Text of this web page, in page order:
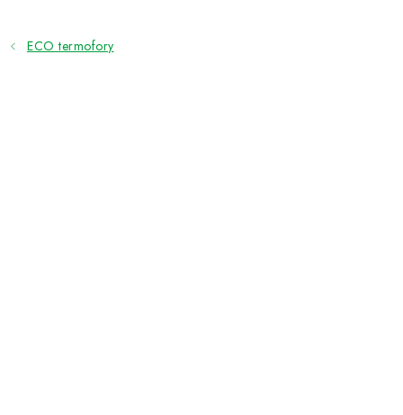
ECO termofory